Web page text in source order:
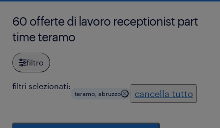
60 offerte di lavoro receptionist part
time teramo
filtro
filtri selezionati:
teramo, abruzzo cancella tutto